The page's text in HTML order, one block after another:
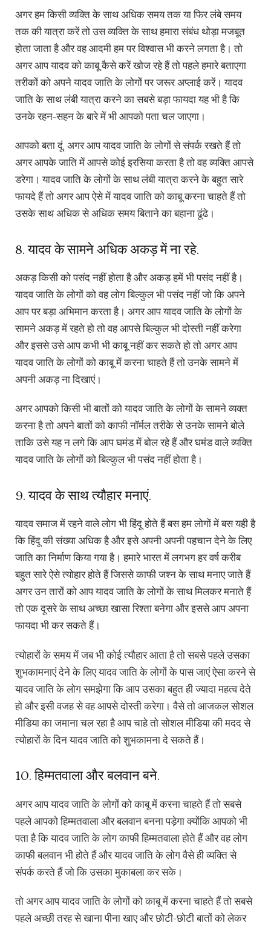
अगर हम किसी व्यक्ति के साथ अधिक समय तक या फिर लंबे समय
तक की यात्रा करें तो उस व्यक्ति के साथ हमारा संबंध थोड़ा मजबूत
होता जाता है और वह आदमी हम पर विश्वास भी करने लगता है। तो
अगर आप यादव को काबू कैसे करें खोज रहे हैं तो पहले हमारे बताएगा
तरीकों को अपने यादव जाति के लोगों पर जरूर अप्लाई करें। यादव
जाति के साथ लंबी यात्रा करने का सबसे बड़ा फायदा यह भी है कि
उनके रहन-सहन के बारे में भी आपको पता चल जाएगा।
आपको बता दूं, अगर आप यादव जाति के लोगों से संपर्क रखते हैं तो
अगर आपके जाति में आपसे कोई इरसिया करता है तो वह व्यक्ति आपसे
डरेगा। यादव जाति के लोगों के साथ लंबी यात्रा करने के बहुत सारे
फायदे हैं तो अगर आप ऐसे में यादव जाति को काबू करना चाहते हैं तो
उसके साथ अधिक से अधिक समय बिताने का बहाना ढूंढे।
8. यादव के सामने अधिक अकड़ में ना रहे.
अकड़ किसी को पसंद नहीं होता है और अकड़ हमें भी पसंद नहीं है।
यादव जाति के लोगों को वह लोग बिल्कुल भी पसंद नहीं जो कि अपने
आप पर बड़ा अभिमान करता है। अगर आप यादव जाति के लोगों के
सामने अकड़ में रहते हो तो वह आपसे बिल्कुल भी दोस्ती नहीं करेगा
और इससे उसे आप कभी भी काबू नहीं कर सकते हो तो अगर आप
यादव जाति के लोगों को काबू में करना चाहते हैं तो उनके सामने में
अपनी अकड़ ना दिखाएं।
अगर आपको किसी भी बातों को यादव जाति के लोगों के सामने व्यक्त
करना है तो अपने बातों को काफी नॉर्मल तरीके से उनके सामने बोले
ताकि उसे यह न लगे कि आप घमंड में बोल रहे हैं और घमंड वाले व्यक्ति
यादव जाति के लोगों को बिल्कुल भी पसंद नहीं होता है।
9. यादव के साथ त्यौहार मनाएं.
यादव समाज में रहने वाले लोग भी हिंदू होते हैं बस हम लोगों में बस यही है
कि हिंदू की संख्या अधिक है और इसे अपनी अपनी पहचान देने के लिए
जाति का निर्माण किया गया है। हमारे भारत में लगभग हर वर्ष करीब
बहुत सारे ऐसे त्योहार होते हैं जिससे काफी जश्न के साथ मनाए जाते हैं
अगर उन तारों को आप यादव जाति के लोगों के साथ मिलकर मनाते हैं
तो एक दूसरे के साथ अच्छा खासा रिश्ता बनेगा और इससे आप अपना
फायदा भी कर सकते हैं।
त्योहारों के समय में जब भी कोई त्यौहार आता है तो सबसे पहले उसका
शुभकामनाएं देने के लिए यादव जाति के लोगों के पास जाएं ऐसा करने से
यादव जाति के लोग समझेगा कि आप उसका बहुत ही ज्यादा महत्व देते
हो और इसी वजह से वह आपसे दोस्ती करेगा। वैसे तो आजकल सोशल
मीडिया का जमाना चल रहा है आप चाहे तो सोशल मीडिया की मदद से
त्योहारों के दिन यादव जाति को शुभकामना दे सकते हैं।
10. हिम्मतवाला और बलवान बने.
अगर आप यादव जाति के लोगों को काबू में करना चाहते हैं तो सबसे
पहले आपको हिम्मतवाला और बलवान बनना पड़ेगा क्योंकि आपको भी
पता है कि यादव जाति के लोग काफी हिम्मतवाला होते हैं और वह लोग
काफी बलवान भी होते हैं और यादव जाति के लोग वैसे ही व्यक्ति से
संपर्क करते हैं जो कि उसका मुकाबला कर सके।
तो अगर आप यादव जाति के लोगों को काबू में करना चाहते हैं तो सबसे
पहले अच्छी तरह से खाना पीना खाए और छोटी-छोटी बातों को लेकर